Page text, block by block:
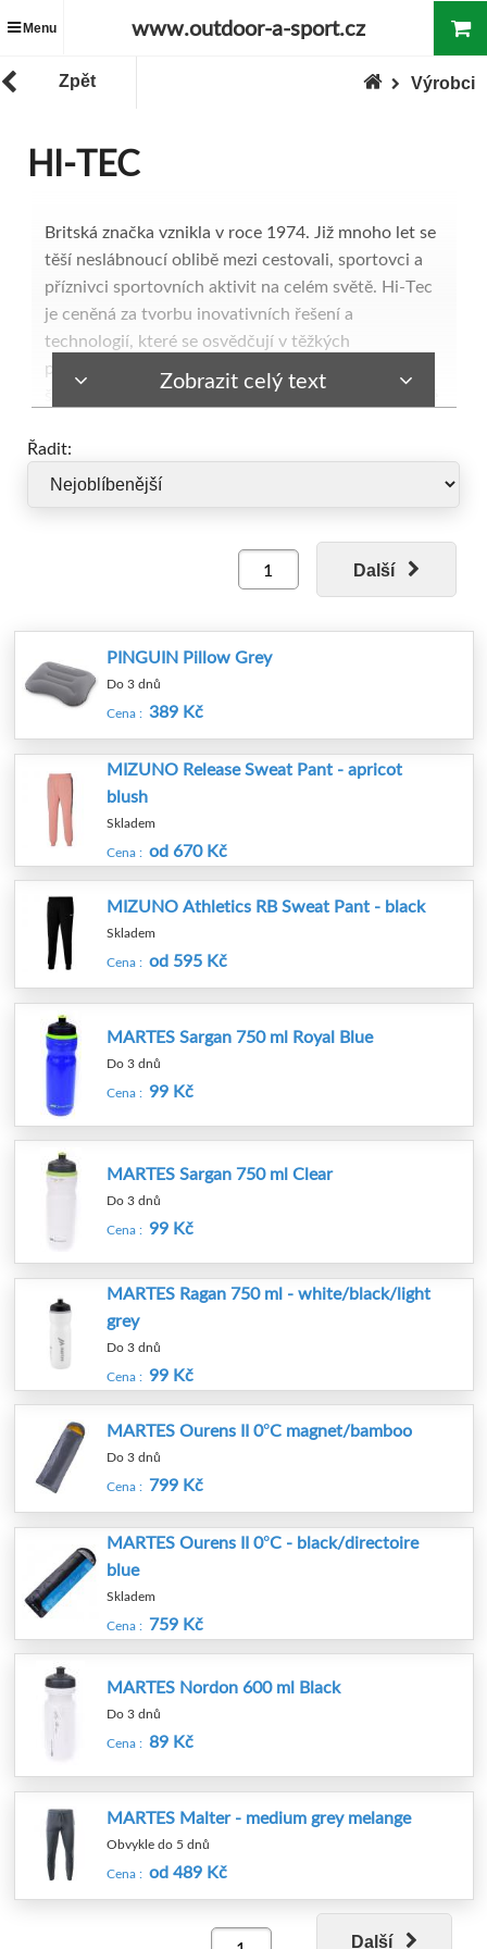
Menu www.outdoor-a-sport.cz
Zpět Výrobci
HI-TEC
Zobrazit celý text
Britská značka vznikla v roce 1974. Již mnoho let se
těší neslábnoucí oblibě mezi cestovali, sportovci a
příznivci sportovních aktivit na celém světě. Hi-Tec
je ceněná za tvorbu inovativních řešení a
technologií, které se osvědčují v těžkých
podmínkách a zaručují maximální pohodlí. Široká
škála výrobků značky se používá také jako pohodlné
Martes Sport Sp. z o.o., 43-300 Bielsko-Biała, ul.
Řadit:
Další
PINGUIN Pillow Grey
Do 3 dnů
Cena : 389 Kč
MIZUNO Release Sweat Pant - apricot
blush
Skladem
Cena : od 670 Kč
MIZUNO Athletics RB Sweat Pant - black
Skladem
Cena : od 595 Kč
MARTES Sargan 750 ml Royal Blue
Do 3 dnů
Cena : 99 Kč
MARTES Sargan 750 ml Clear
Do 3 dnů
Cena : 99 Kč
MARTES Ragan 750 ml - white/black/light
grey
Do 3 dnů
Cena : 99 Kč
MARTES Ourens II 0°C magnet/bamboo
Do 3 dnů
Cena : 799 Kč
MARTES Ourens II 0°C - black/directoire
blue
Skladem
Cena : 759 Kč
MARTES Nordon 600 ml Black
Do 3 dnů
Cena : 89 Kč
MARTES Malter - medium grey melange
Obvykle do 5 dnů
Cena : od 489 Kč
Další